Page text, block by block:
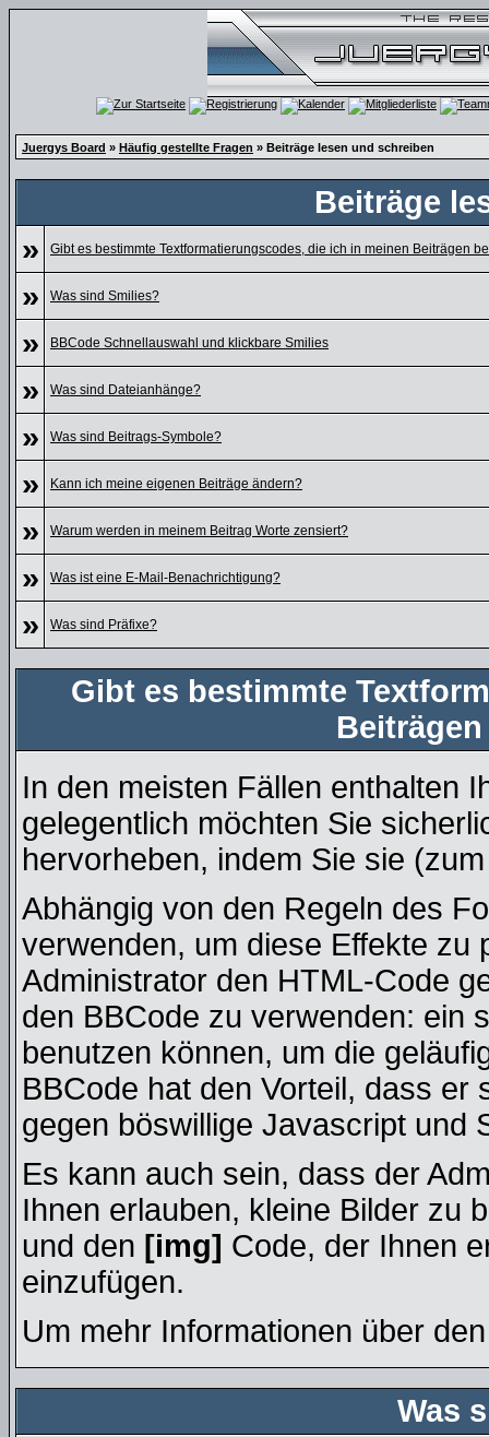
Juergys Board » Häufig gestellte Fragen » Beiträge lesen und schreiben
Beiträge
»
Gibt es bestimmte Textformatierungscodes, die ich in meinen Beiträgen
» Was sind Smilies?
» BBCode Schnellauswahl und klickbare Smilies
» Was sind Dateianhänge?
» Was sind Beitrags-Symbole?
» Kann ich meine eigenen Beiträge ändern?
» Warum werden in meinem Beitrag Worte zensiert?
» Was ist eine E-Mail-Benachrichtigung?
» Was sind Präfixe?
Gibt es bestimmte
In den meisten Fällen enthalten
gelegentlich möchten Sie
hervorheben, indem Sie sie
Abhängig von den Regeln des
verwenden, um diese Effekte zu
Administrator den HTML-Code
den BBCode zu verwenden: ein
benutzen können, um die
BBCode hat den Vorteil, dass
gegen böswillige Javascript und
Es kann auch sein, dass der
Ihnen erlauben, kleine Bilder zu
und den [img] Code, der Ihnen
einzufügen.
Um mehr Informationen über
Was